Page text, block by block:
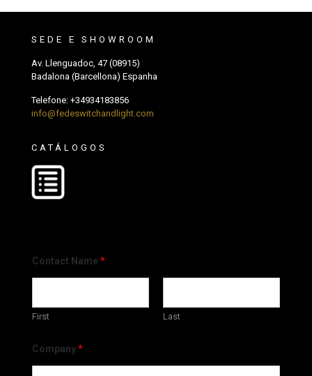
SEDE E SHOWROOM
Av. Llenguadoc, 47 (08915)
Badalona (Barcellona) Espanha
Telefone: +34934183856
info@fedeswitchandlight.com
CATÁLOGOS
Contact Name *
First Last
Company*